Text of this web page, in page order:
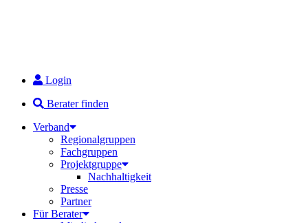
Login
Berater finden
Verband
Regionalgruppen
Fachgruppen
Projektgruppe
Nachhaltigkeit
Presse
Partner
Für Berater